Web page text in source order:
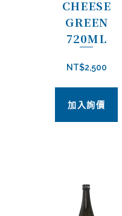
CHEESE
GREEN
720ML
NT$2,500
加入詢價